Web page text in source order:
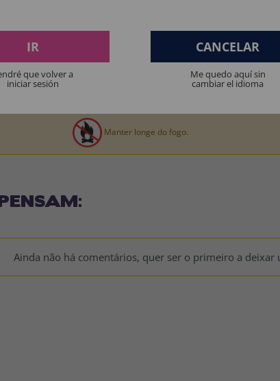
destinados a crianças menores de 36 meses devem ser
Manter longe do fogo.
Ainda não há comentários, quer ser o primeiro a deixar
IR
que volver a
iniciar sesión
CANCELAR
Me quedo aquí sin
cambiar el idioma